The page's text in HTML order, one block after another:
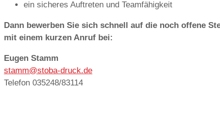
ein sicheres Auftreten und Teamfähigkeit
Dann bewerben Sie sich schnell auf die noch offene
mit einem kurzen Anruf bei:
Eugen Stamm
stamm@stoba-druck.de
Telefon 035248/83114